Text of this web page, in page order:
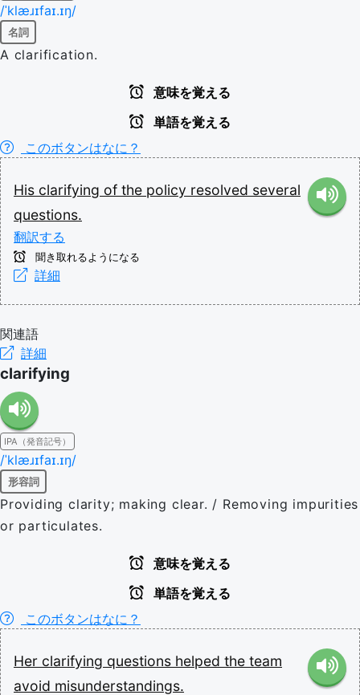
/ˈklæɹɪfaɪ.ɪŋ/
名詞
A clarification.
意味を覚える
単語を覚える
このボタンはなに？
His clarifying of the policy resolved several
questions.
翻訳する
聞き取れるようになる
詳細
関連語
詳細
clarifying
IPA（発音記号）
/ˈklæɹɪfaɪ.ɪŋ/
形容詞
Providing clarity; making clear. / Removing impurities
or particulates.
意味を覚える
単語を覚える
このボタンはなに？
Her clarifying questions helped the team
avoid misunderstandings.